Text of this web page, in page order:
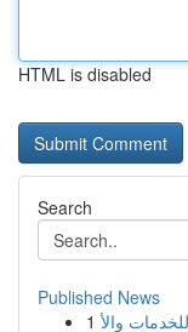
HTML is disabled
Search
Published News
1